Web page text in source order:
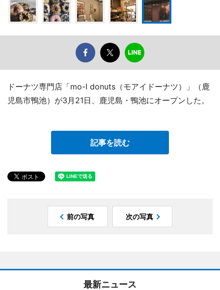
ドーナツ専門店「mo-I donuts（モアイドーナツ）」（鹿
児島市鴨池）が3月21日、鹿児島・鴨池にオープンした。
記事を読む
前の写真 次の写真
最新ニュース